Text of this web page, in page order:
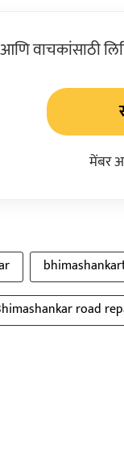
वाचकांसाठी
मेंबर
road